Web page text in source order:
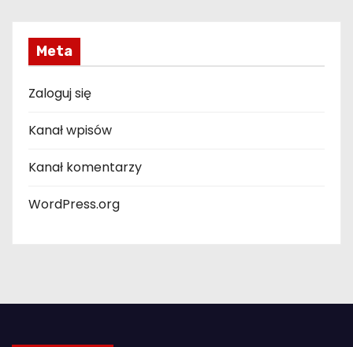
Meta
Zaloguj się
Kanał wpisów
Kanał komentarzy
WordPress.org